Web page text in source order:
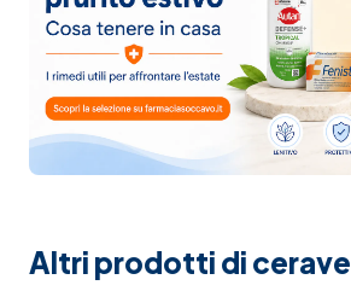
Altri prodotti di cerave